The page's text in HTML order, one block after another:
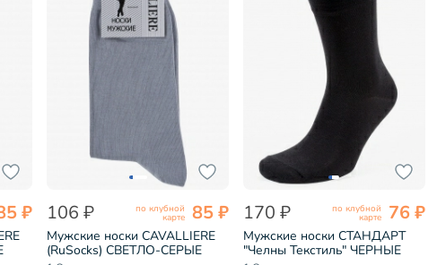
₽ 106 ₽ по клубной
карте 85 ₽
Мужские носки CAVALLIERE
(RuSocks) СВЕТЛО-СЕРЫЕ
170 ₽ по клубной
карте 76 ₽
Мужские носки СТАНДАРТ
"Челны Текстиль" ЧЕРНЫЕ